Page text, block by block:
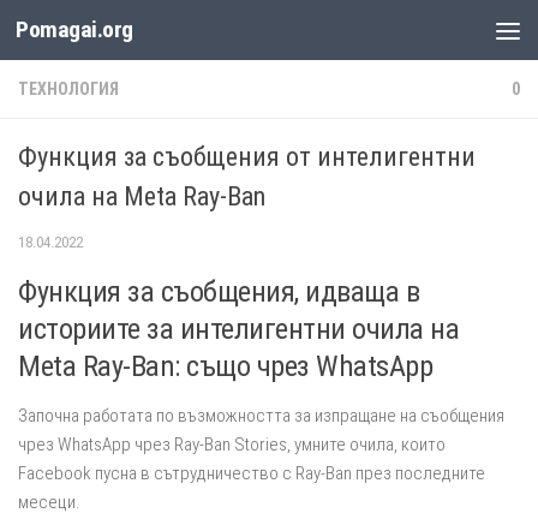
Към съдържанието
Pomagai.org
ТЕХНОЛОГИЯ 0
Функция за съобщения от интелигентни
очила на Meta Ray-Ban
18.04.2022
Функция за съобщения, идваща в
историите за интелигентни очила на
Meta Ray-Ban: също чрез WhatsApp
Започна работата по възможността за изпращане на съобщения
чрез WhatsApp чрез Ray-Ban Stories, умните очила, които
Facebook пусна в сътрудничество с Ray-Ban през последните
месеци.